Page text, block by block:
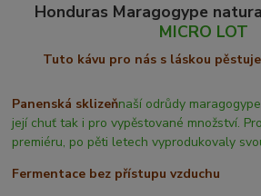
Honduras Maragogype
MICRO LOT
Tuto kávu pro nás s láskou
Panenská sklizeňnaší odrůdy
její chuť tak i pro vypěstované množství.
premiéru, po pěti letech vyprodukovaly
Fermentace bez přístupu vzduchu